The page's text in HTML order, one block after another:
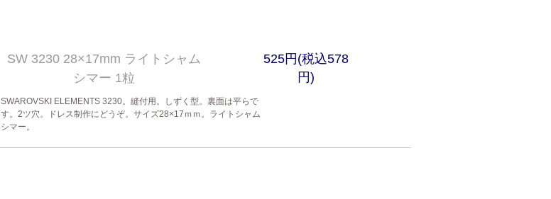
SW 3230 28×17mm ライトシャム
シマー 1粒
SWAROVSKI ELEMENTS 3230。縫付用。しずく型。裏面は平らで
す。2ツ穴。ドレス制作にどうぞ。サイズ28×17ｍｍ。ライトシャム
シマー。
525円(税込578
円)